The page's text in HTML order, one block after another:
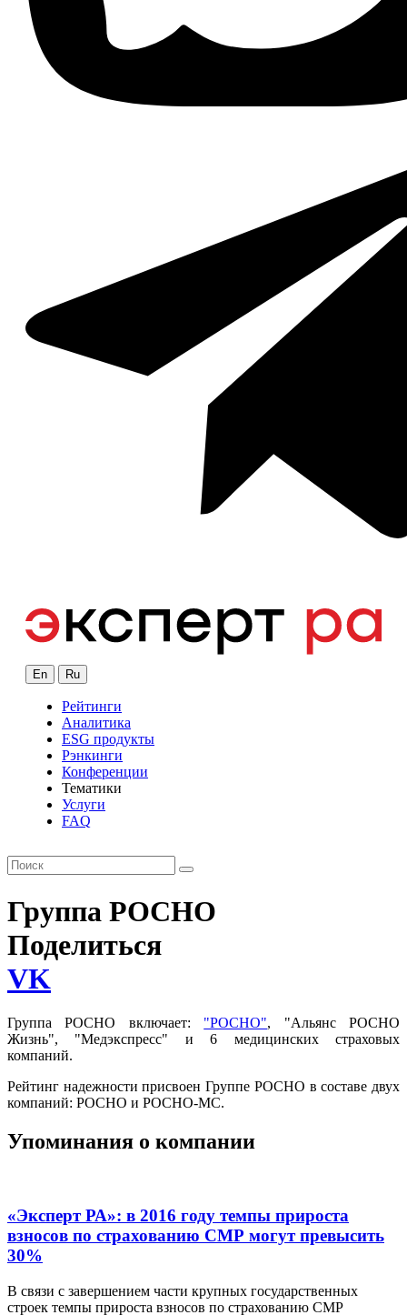
En Ru
Рейтинги
Аналитика
ESG продукты
Рэнкинги
Конференции
Тематики
Услуги
FAQ
Группа РОСНО
Поделиться
VK
Группа РОСНО включает: "РОСНО", "Альянс РОСНО
Жизнь", "Медэкспресс" и 6 медицинских страховых
компаний.
Рейтинг надежности присвоен Группе РОСНО в составе двух
компаний: РОСНО и РОСНО-МС.
Упоминания о компании
«Эксперт РА»: в 2016 году темпы прироста
взносов по страхованию СМР могут превысить
30%
В связи с завершением части крупных государственных
строек темпы прироста взносов по страхованию СМР